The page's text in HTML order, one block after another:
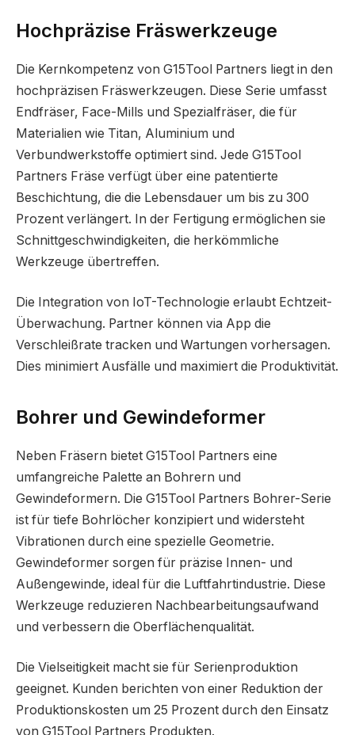
Hochpräzise Fräswerkzeuge
Die Kernkompetenz von G15Tool Partners liegt in den
hochpräzisen Fräswerkzeugen. Diese Serie umfasst
Endfräser, Face-Mills und Spezialfräser, die für
Materialien wie Titan, Aluminium und
Verbundwerkstoffe optimiert sind. Jede G15Tool
Partners Fräse verfügt über eine patentierte
Beschichtung, die die Lebensdauer um bis zu 300
Prozent verlängert. In der Fertigung ermöglichen sie
Schnittgeschwindigkeiten, die herkömmliche
Werkzeuge übertreffen.
Die Integration von IoT-Technologie erlaubt Echtzeit-
Überwachung. Partner können via App die
Verschleißrate tracken und Wartungen vorhersagen.
Dies minimiert Ausfälle und maximiert die Produktivität.
Bohrer und Gewindeformer
Neben Fräsern bietet G15Tool Partners eine
umfangreiche Palette an Bohrern und
Gewindeformern. Die G15Tool Partners Bohrer-Serie
ist für tiefe Bohrlöcher konzipiert und widersteht
Vibrationen durch eine spezielle Geometrie.
Gewindeformer sorgen für präzise Innen- und
Außengewinde, ideal für die Luftfahrtindustrie. Diese
Werkzeuge reduzieren Nachbearbeitungsaufwand
und verbessern die Oberflächenqualität.
Die Vielseitigkeit macht sie für Serienproduktion
geeignet. Kunden berichten von einer Reduktion der
Produktionskosten um 25 Prozent durch den Einsatz
von G15Tool Partners Produkten.